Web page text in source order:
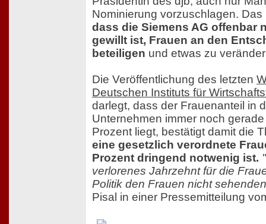
Nominierung vorzuschlagen.
dass die Siemens AG offenbar
gewillt ist, Frauen an den
beteiligen und etwas zu
Die Veröffentlichung des letzten
Deutschen Instituts für
darlegt, dass der Frauenanteil in
Unternehmen immer noch
Prozent liegt, bestätigt damit die
eine gesetzlich verordnete
Prozent dringend notwenig ist.
verlorenes Jahrzehnt für die
Politik den Frauen nicht
Pisal in einer Pressemitteilung